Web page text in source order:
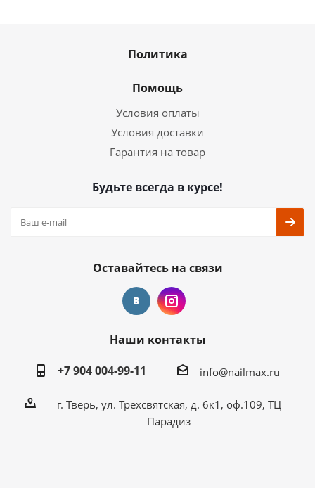
Политика
Помощь
Условия оплаты
Условия доставки
Гарантия на товар
Будьте всегда в курсе!
Оставайтесь на связи
Наши контакты
+7 904 004-99-11
info@nailmax.ru
г. Тверь, ул. Трехсвятская, д. 6к1, оф.109, ТЦ
Парадиз